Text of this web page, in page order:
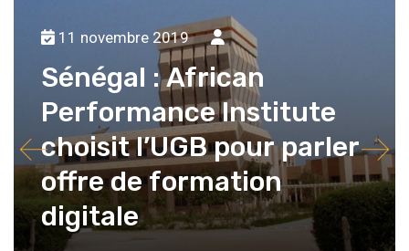
11 novembre 2019
Sénégal : African
Performance Institute
choisit l’UGB pour parler
offre de formation
digitale